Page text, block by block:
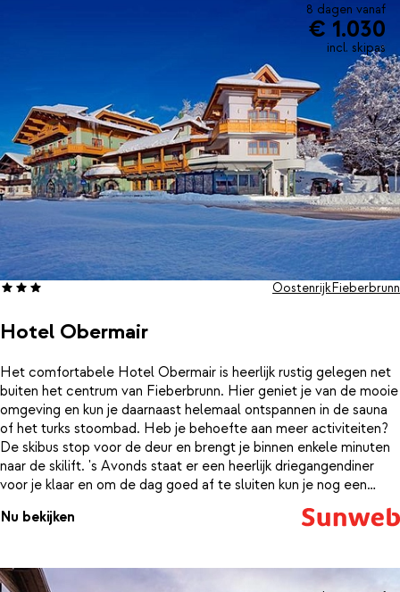
8 dagen vanaf
€ 1.030
incl. skipas
Hotel Obermair
OostenrijkFieberbrunn
Het comfortabele Hotel Obermair is heerlijk rustig gelegen net
buiten het centrum van Fieberbrunn. Hier geniet je van de mooie
omgeving en kun je daarnaast helemaal ontspannen in de sauna
of het turks stoombad. Heb je behoefte aan meer activiteiten?
De skibus stop voor de deur en brengt je binnen enkele minuten
naar de skilift. 's Avonds staat er een heerlijk driegangendiner
voor je klaar en om de dag goed af te sluiten kun je nog een
drankje halen in de bar. Voor een welverdiende vakantie kies je
voor Hotel Obermair!
Nu bekijken